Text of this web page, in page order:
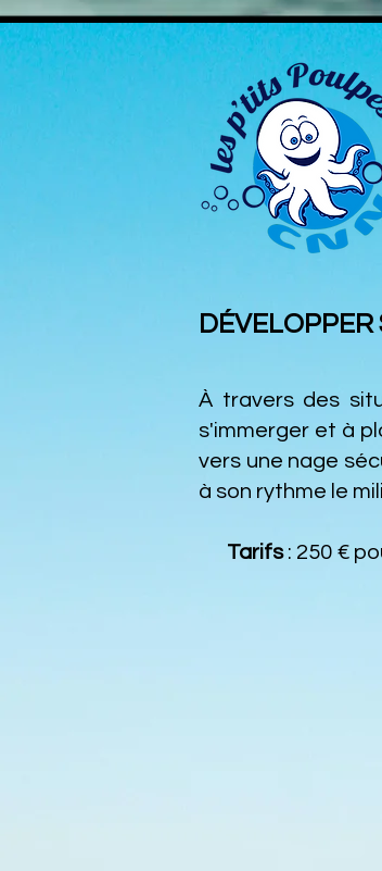
À travers des
s'immerger et à
vers une nage
à son rythme le
Tarifs: 250 €